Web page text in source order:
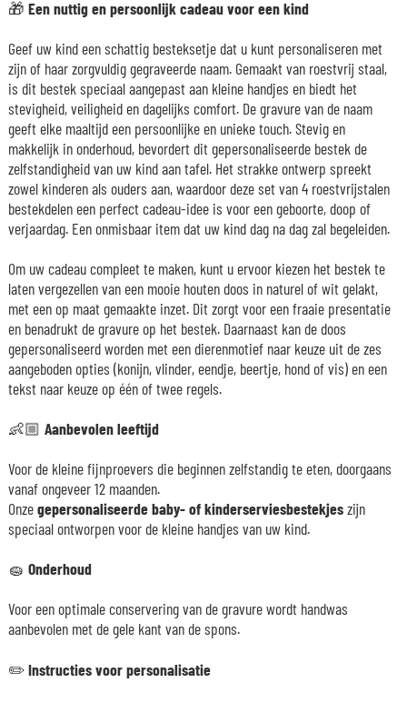
🎁 Een nuttig en persoonlijk cadeau voor een kind
Geef uw kind een schattig besteksetje dat u kunt personaliseren met
zijn of haar zorgvuldig gegraveerde naam. Gemaakt van roestvrij staal,
is dit bestek speciaal aangepast aan kleine handjes en biedt het
stevigheid, veiligheid en dagelijks comfort. De gravure van de naam
geeft elke maaltijd een persoonlijke en unieke touch. Stevig en
makkelijk in onderhoud, bevordert dit gepersonaliseerde bestek de
zelfstandigheid van uw kind aan tafel. Het strakke ontwerp spreekt
zowel kinderen als ouders aan, waardoor deze set van 4 roestvrijstalen
bestekdelen een perfect cadeau-idee is voor een geboorte, doop of
verjaardag. Een onmisbaar item dat uw kind dag na dag zal begeleiden.
Om uw cadeau compleet te maken, kunt u ervoor kiezen het bestek te
laten vergezellen van een mooie houten doos in naturel of wit gelakt,
met een op maat gemaakte inzet. Dit zorgt voor een fraaie presentatie
en benadrukt de gravure op het bestek. Daarnaast kan de doos
gepersonaliseerd worden met een dierenmotief naar keuze uit de zes
aangeboden opties (konijn, vlinder, eendje, beertje, hond of vis) en een
tekst naar keuze op één of twee regels.
👶🏼 Aanbevolen leeftijd
Voor de kleine fijnproevers die beginnen zelfstandig te eten, doorgaans
vanaf ongeveer 12 maanden.
Onzegepersonaliseerde baby- of kinderserviesbestekjeszijn
speciaal ontworpen voor de kleine handjes van uw kind.
🧽 Onderhoud
Voor een optimale conservering van de gravure wordt handwas
aanbevolen met de gele kant van de spons.
✏️Instructies voor personalisatie